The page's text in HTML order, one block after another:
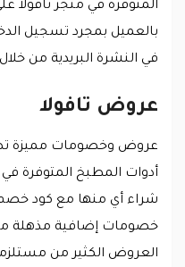
المتوفرة في متجر تافولا
بالعميل بمجرد تسجيل
في النشرة البريدية من خلال
عروض تافولا
أدوات المطبخ المتوفرة
شراء أي منها مع كود
خصومات إضافية مذهلة
العروض الكثير من